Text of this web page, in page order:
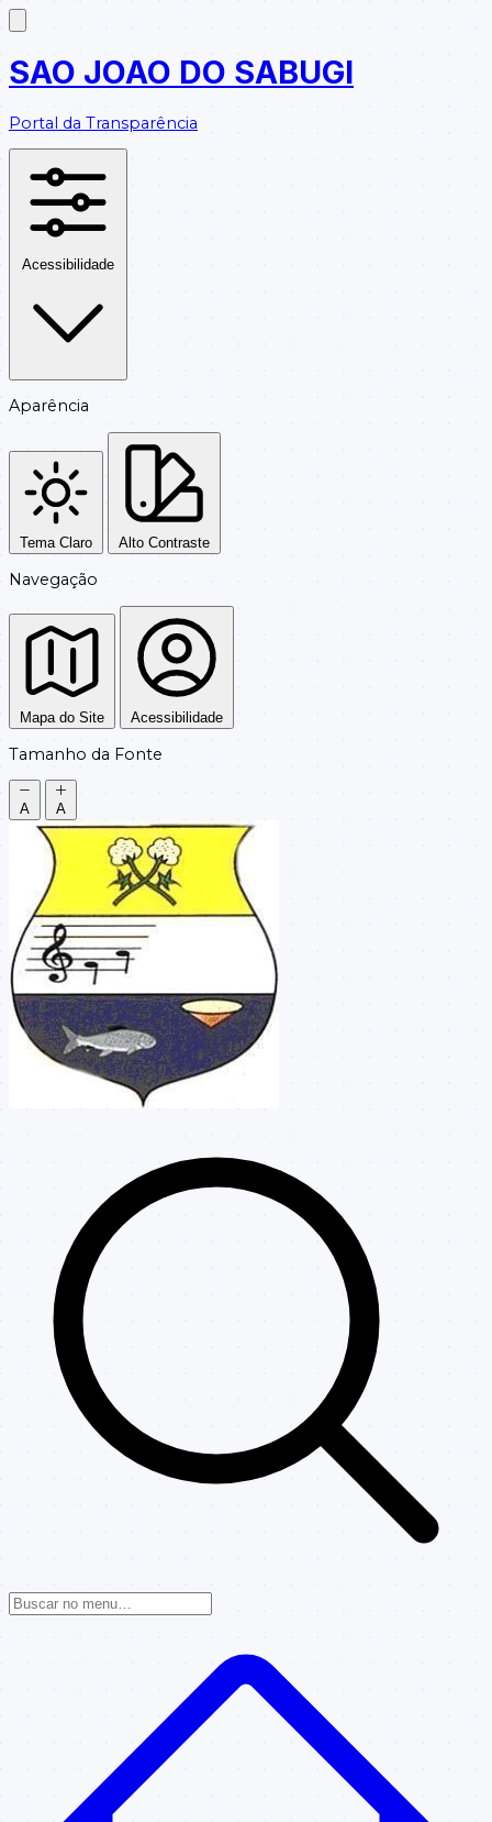
SAO JOAO DO SABUGI
Portal da Transparência
Acessibilidade
Aparência
Tema Claro Alto Contraste
Navegação
Mapa do Site Acessibilidade
Tamanho da Fonte
A A